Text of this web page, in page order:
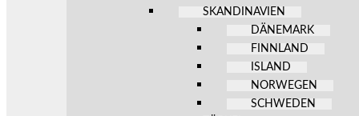
SKANDINAVIEN
DÄNEMARK
FINNLAND
ISLAND
NORWEGEN
SCHWEDEN